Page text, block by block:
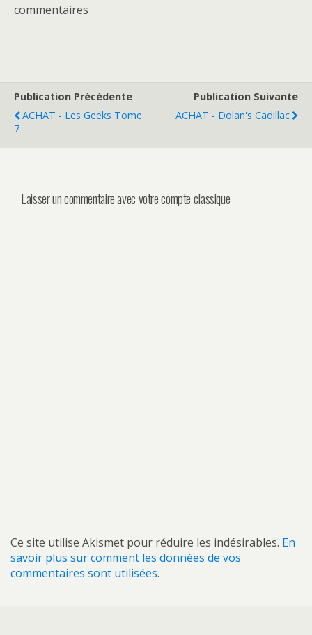
commentaires
Publication Précédente
ACHAT - Les Geeks Tome
7
Publication Suivante
ACHAT - Dolan's Cadillac
Laisser un commentaire avec votre compte classique
Ce site utilise Akismet pour réduire les indésirables. En
savoir plus sur comment les données de vos
commentaires sont utilisées.